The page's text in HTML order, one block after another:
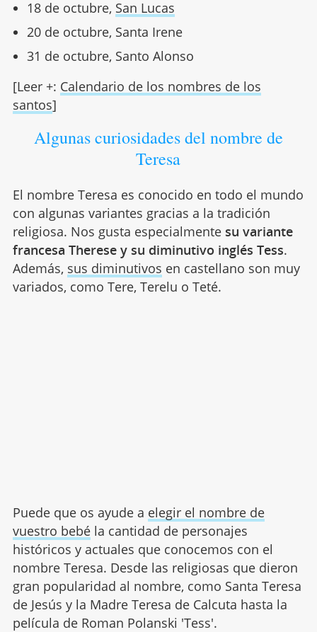
18 de octubre, San Lucas
20 de octubre, Santa Irene
31 de octubre, Santo Alonso
[Leer +: Calendario de los nombres de los
santos]
Algunas curiosidades del nombre de
Teresa
El nombre Teresa es conocido en todo el mundo
con algunas variantes gracias a la tradición
religiosa. Nos gusta especialmente su variante
francesa Therese y su diminutivo inglés Tess.
Además, sus diminutivos en castellano son muy
variados, como Tere, Terelu o Teté.
Puede que os ayude a elegir el nombre de
vuestro bebéla cantidad de personajes
históricos y actuales que conocemos con el
nombre Teresa. Desde las religiosas que dieron
gran popularidad al nombre, como Santa Teresa
de Jesús y la Madre Teresa de Calcuta hasta la
película de Roman Polanski 'Tess'.